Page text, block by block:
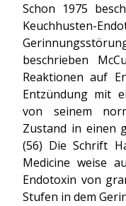
Schon 1975
Keuchhusten-
beschrieben
Reaktionen auf
Entzündung mit
von seinem
Zustand in einen
(56) Die Schrift
Medicine weise
Endotoxin von
Stufen in dem